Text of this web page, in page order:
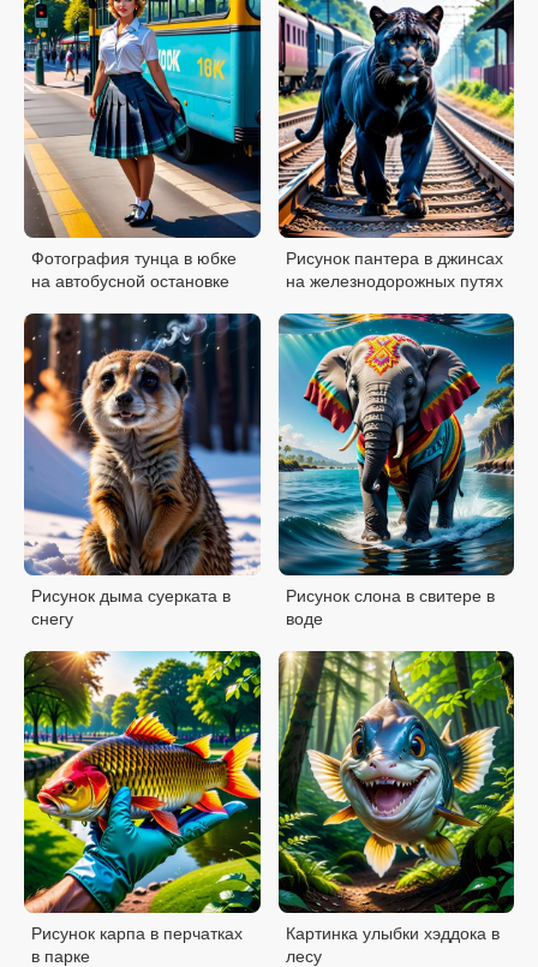
Фотография тунца в юбке
на автобусной остановке
Рисунок пантера в джинсах
на железнодорожных путях
Рисунок дыма суерката в
снегу
Рисунок слона в свитере в
воде
Рисунок карпа в перчатках
в парке
Картинка улыбки хэддока в
лесу